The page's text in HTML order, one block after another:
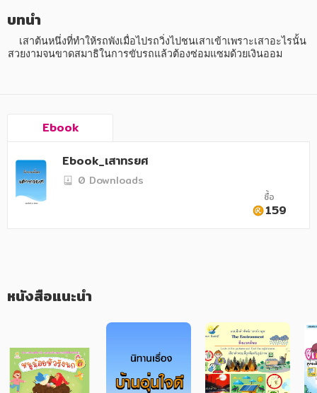
หมวดหมู่หนังสือ
สังคม วัฒนธรรม การปกครอง ศาสนาและปรัชญา
กฎหมาย สัญญา ภาษี
การเงิน การลงทุน บริหาร
วรรณกรรม
การเกษตร ชีววิทยา
การเรียน การศึกษา
เทคโนโลยี การสื่อสาร วิทยาศาสตร์
บทนำ
เสาต้นหนึ่งที่ทำให้รถพังเมื่อไปรถวิ่งไปชนเสาเข้าเพราะเสาอะไรนั้น
สวยงามจนขาดสมาธิในการขับรถแล้วต้องซ่อมแซมด้วยเงินออม
Ebook
Ebook_เสาทรยศ
0 Downloads
ซื้อ
159
หนังสือแนะนำ